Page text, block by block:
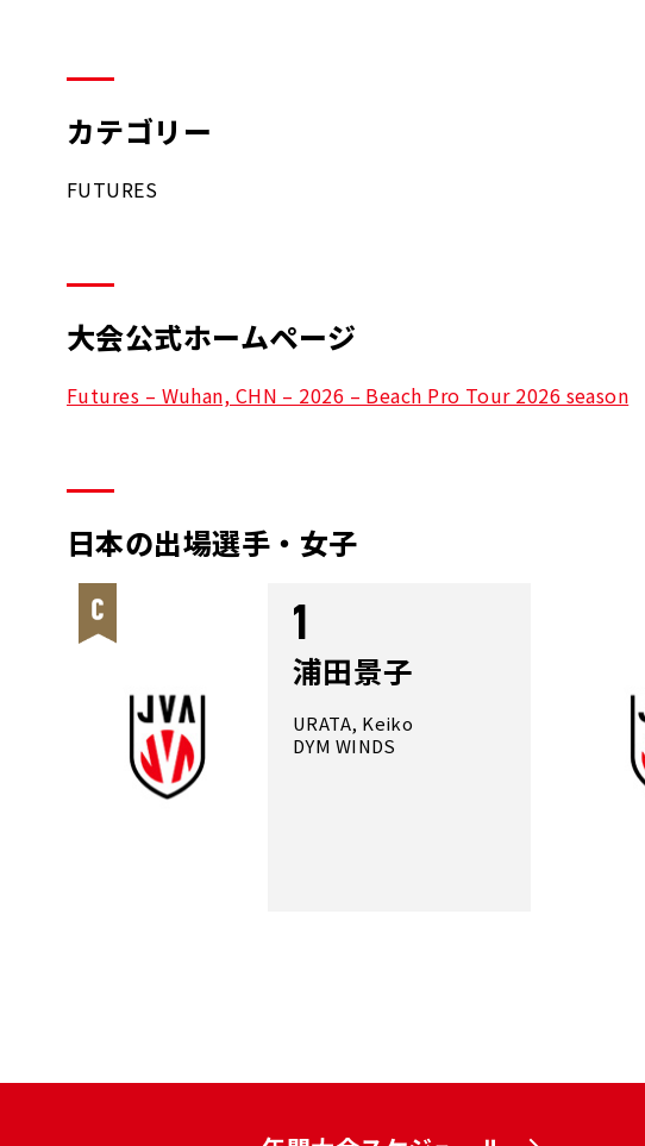
カテゴリー
FUTURES
大会公式ホームページ
Futures – Wuhan, CHN – 2026 – Beach Pro Tour 2026 season
日本の出場選手・女子
1
浦田景子
URATA, Keiko
DYM WINDS